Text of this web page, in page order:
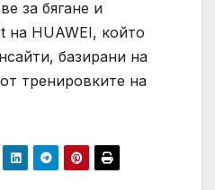
за бягане и
на HUAWEI, който
базирани на
тренировките на